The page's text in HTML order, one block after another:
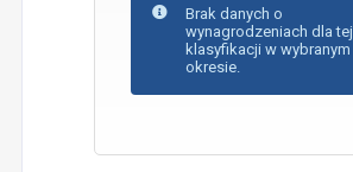
Brak danych o
wynagrodzeniach dla tej
klasyfikacji w wybranym
okresie.